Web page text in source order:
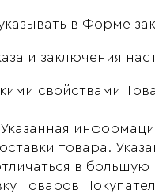
в Форме
и заключения
свойствами
товара.
в
Товаров